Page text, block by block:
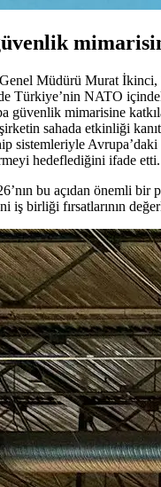
Müdürü Murat İkinci,
Türkiye’nin NATO
güvenlik mimarisine
sahada etkinliği
sistemleriyle
hedeflediğini ifade etti.
bu açıdan önemli bir
iş birliği fırsatlarının